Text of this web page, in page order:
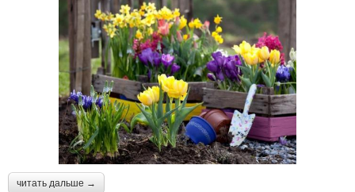
читать дальше →